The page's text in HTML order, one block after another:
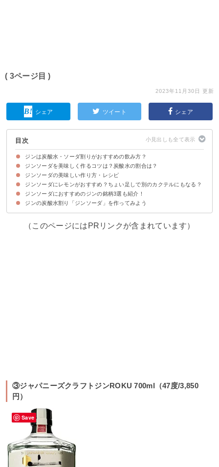
( 3ページ目 )
2023年11月30日 更新
シェア ツイート シェア
目次
ジンは炭酸水・ソーダ割りがおすすめの飲み方？
ジンの炭酸水割り「ジンソーダ」が人気な理由
ジンソーダを美味しく作るコツは？炭酸水の割合は？
①ジン・ソーダ・グラスは冷えたものを使用する
②ジンとソーダの割合
ジンソーダの美味しい作り方・レシピ
材料
作り方・手順
ジンソーダにレモンがおすすめ？ちょい足しで別のカクテルにもなる？
①ジンソーダに「レモン＋砂糖」で「ジンフィズ」
②ジンソーダに「ライム」を足して「ジンリッキー」
ジンソーダにちょい足しがおすすめな食材・香味料は他にもある
ジンソーダにおすすめのジンの銘柄3選も紹介！
①ジャパニーズ ジン翠 700ml（40度/1,320円）
②ビーフィーター ジン750ml（47度/1,375円）
③ジャパニーズクラフトジンROKU 700ml（47度/3,850円）
ジンの炭酸水割り「ジンソーダ」を作ってみよう
（このページにはPRリンクが含まれています）
③ジャパニーズクラフトジンROKU 700ml（47度/3,850
円）
Save